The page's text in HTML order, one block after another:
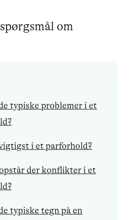
om
typiske problemer i et
i et parforhold?
der konflikter i et
typiske tegn på en